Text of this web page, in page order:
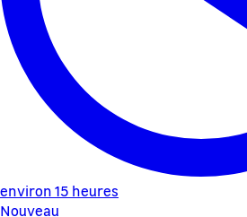
environ 15 heures
Nouveau